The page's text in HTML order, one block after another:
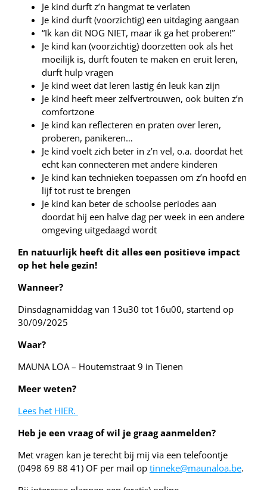
Je kind durft z’n hangmat te verlaten
Je kind durft (voorzichtig) een uitdaging aangaan
“Ik kan dit NOG NIET, maar ik ga het proberen!”
Je kind kan (voorzichtig) doorzetten ook als het
moeilijk is, durft fouten te maken en eruit leren,
durft hulp vragen
Je kind weet dat leren lastig én leuk kan zijn
Je kind heeft meer zelfvertrouwen, ook buiten z’n
comfortzone
Je kind kan reflecteren en praten over leren,
proberen, panikeren…
Je kind voelt zich beter in z’n vel, o.a. doordat het
echt kan connecteren met andere kinderen
Je kind kan technieken toepassen om z’n hoofd en
lijf tot rust te brengen
Je kind kan beter de schoolse periodes aan
doordat hij een halve dag per week in een andere
omgeving uitgedaagd wordt
En natuurlijk heeft dit alles een positieve impact
op het hele gezin!
Wanneer?
Dinsdagnamiddag van 13u30 tot 16u00, startend op
30/09/2025
Waar?
MAUNA LOA – Houtemstraat 9 in Tienen
Meer weten?
Lees het HIER.
Heb je een vraag of wil je graag aanmelden?
Met vragen kan je terecht bij mij via een telefoontje
(0498 69 88 41) OF per mail op tinneke@maunaloa.be.